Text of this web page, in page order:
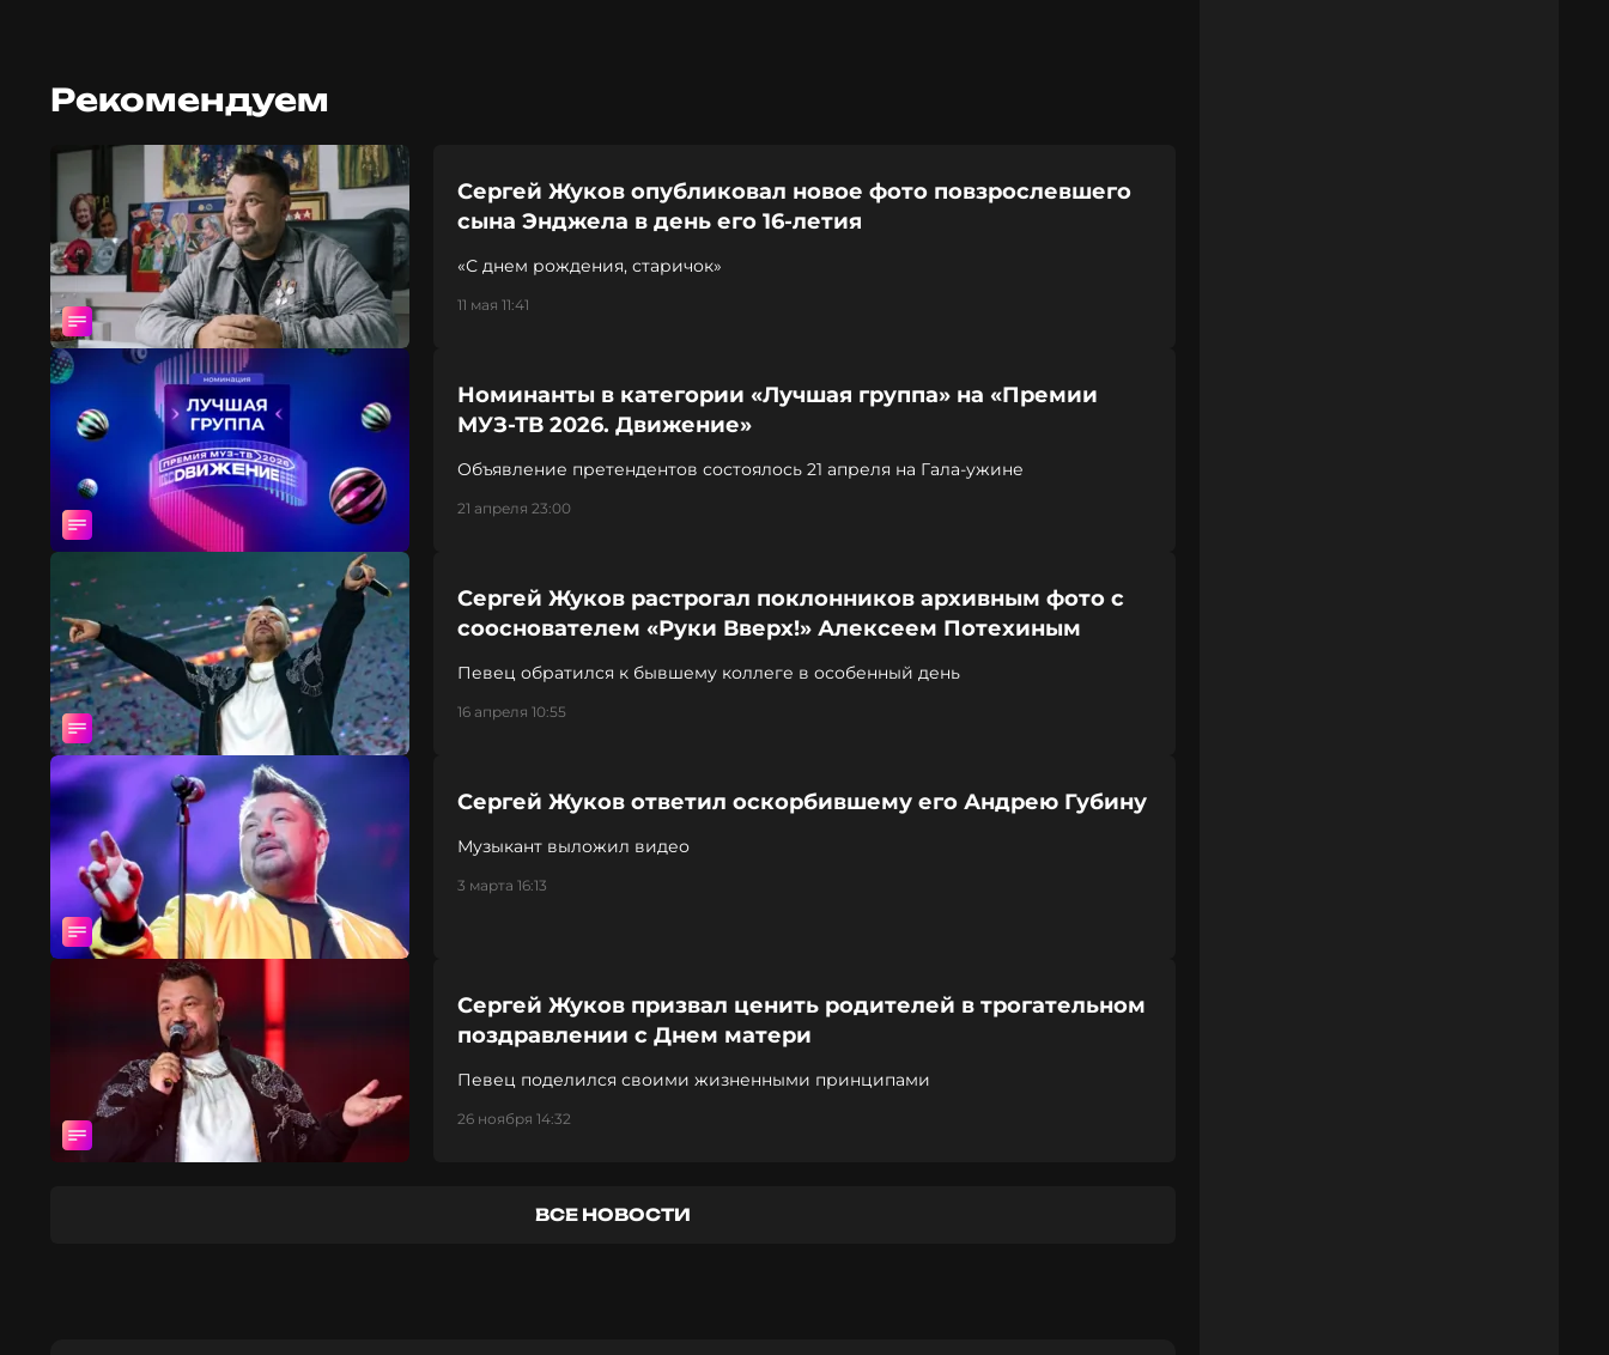
Рекомендуем
Сергей Жуков опубликовал новое фото повзрослевшего
сына Энджела в день его 16-летия
«С днем рождения, старичок»
11 мая 11:41
Номинанты в категории «Лучшая группа» на «Премии
МУЗ-ТВ 2026. Движение»
Объявление претендентов состоялось 21 апреля на Гала-ужине
21 апреля 23:00
Сергей Жуков растрогал поклонников архивным фото с
сооснователем «Руки Вверх!» Алексеем Потехиным
Певец обратился к бывшему коллеге в особенный день
16 апреля 10:55
Сергей Жуков ответил оскорбившему его Андрею Губину
Музыкант выложил видео
3 марта 16:13
Сергей Жуков призвал ценить родителей в трогательном
поздравлении с Днем матери
Певец поделился своими жизненными принципами
26 ноября 14:32
ВСЕ НОВОСТИ